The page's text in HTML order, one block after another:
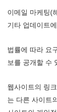
이메일 마케팅(
기타 업데이트
법률에 따라 요
보를 공개할 수
웹사이트의 링
는 다른 사이트